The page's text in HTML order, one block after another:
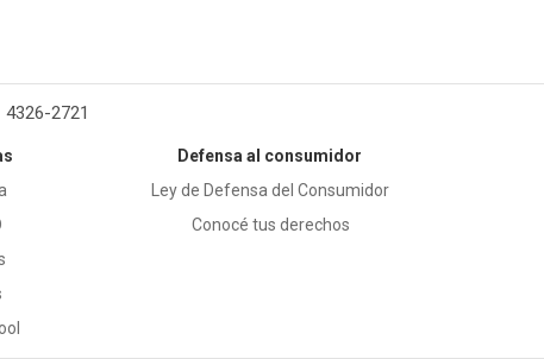
2721
Defensa al consumidor
Ley de Defensa del Consumidor
Conocé tus derechos